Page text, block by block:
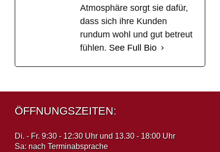
Atmosphäre sorgt sie dafür,
dass sich ihre Kunden
rundum wohl und gut betreut
fühlen. See Full Bio
ÖFFNUNGSZEITEN:
Di. - Fr. 9:30 - 12:30 Uhr und 13.30 - 18:00 Uhr
Sa: nach Terminabsprache